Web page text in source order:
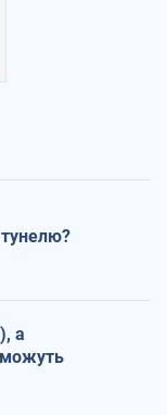
тунелю?
а
можуть